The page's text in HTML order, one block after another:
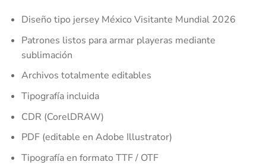
Diseño tipo jersey México Visitante Mundial 2026
Patrones listos para armar playeras mediante
sublimación
Archivos totalmente editables
Tipografía incluida
CDR (CorelDRAW)
PDF (editable en Adobe Illustrator)
Tipografía en formato TTF / OTF